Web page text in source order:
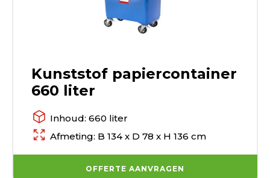
Kunststof papiercontainer
660 liter
Inhoud: 660 liter
Afmeting: B 134 x D 78 x H 136 cm
OFFERTE AANVRAGEN